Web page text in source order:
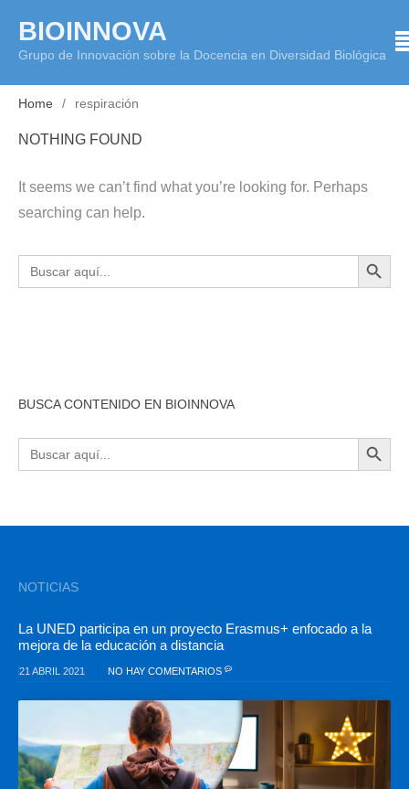
content
BIOINNOVA
Grupo de Innovación sobre la Docencia en Diversidad Biológica
Home respiración
NOTHING FOUND
It seems we can’t find what you’re looking for. Perhaps
searching can help.
Buscar: BOTÓN DE
BUSCA CONTENIDO EN BIOINNOVA
Buscar: BOTÓN DE
NOTICIAS
La UNED participa en un proyecto Erasmus+ enfocado a la
mejora de la educación a distancia
21 ABRIL 2021 NO HAY COMENTARIOS